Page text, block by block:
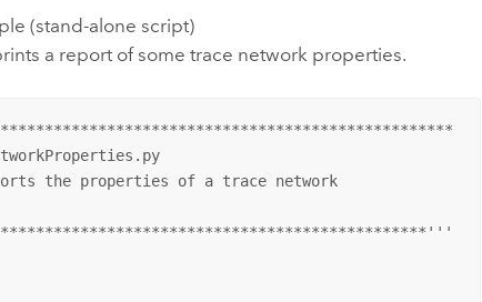
(stand-alone script)
a report of some trace network properties.
the properties of a trace network